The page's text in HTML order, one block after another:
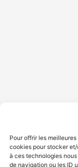
Pour offrir les
cookies pour stocker
à ces technologies
de navigation ou les ID
Déclaration de